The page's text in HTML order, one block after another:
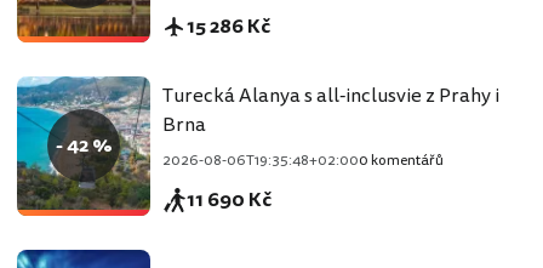
15 286 Kč
- 42 %
Turecká Alanya s all-inclusvie z Prahy i
Brna
2026-08-06T19:35:48+02:000 komentářů
11 690 Kč